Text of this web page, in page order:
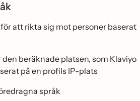
att rikta sig mot personer baserat
beräknade platsen, som Klaviyo
på en profils IP-plats
språk